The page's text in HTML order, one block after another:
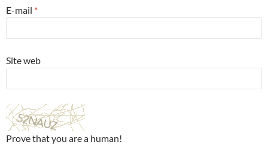
E-mail *
Site web
Prove that you are a human!